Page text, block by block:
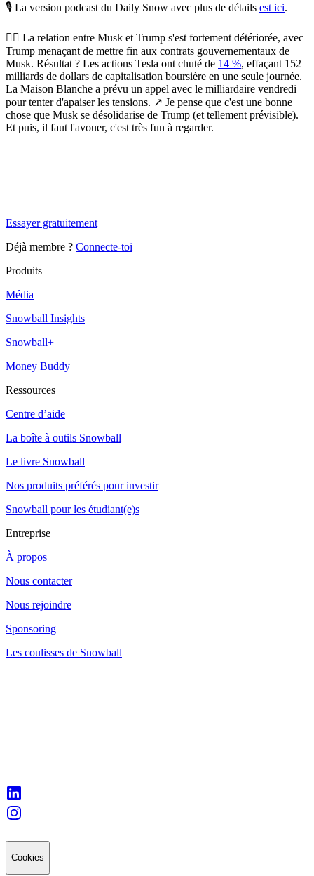
🎙️ La version podcast du Daily Snow avec plus de détails est ici.
😮‍💨 La relation entre Musk et Trump s'est fortement détériorée, avec
Trump menaçant de mettre fin aux contrats gouvernementaux de
Musk. Résultat ? Les actions Tesla ont chuté de 14 %, effaçant 152
milliards de dollars de capitalisation boursière en une seule journée.
La Maison Blanche a prévu un appel avec le milliardaire vendredi
pour tenter d'apaiser les tensions. ↗️ Je pense que c'est une bonne
chose que Musk se désolidarise de Trump (et tellement prévisible).
Et puis, il faut l'avouer, c'est très fun à regarder.
Essayer gratuitement
Déjà membre ? Connecte-toi
Produits
Média
Snowball Insights
Snowball+
Money Buddy
Ressources
Centre d’aide
La boîte à outils Snowball
Le livre Snowball
Nos produits préférés pour investir
Snowball pour les étudiant(e)s
Entreprise
À propos
Nous contacter
Nous rejoindre
Sponsoring
Les coulisses de Snowball
Cookies